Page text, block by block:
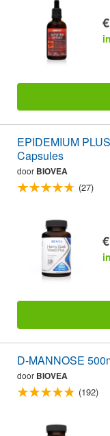
EPIDEMIUM
Capsules
door BIOVEA
(27)
D-MANNOSE
door BIOVEA
(192)